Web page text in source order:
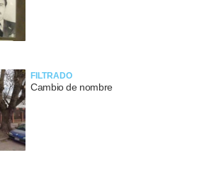
FILTRADO
Cambio de nombre